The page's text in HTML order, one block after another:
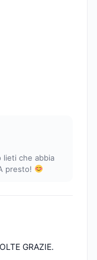
lieti che abbia
presto!
GRAZIE.